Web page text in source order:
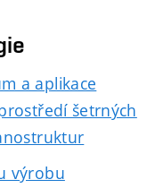
a aplikace
šetrných
výrobu